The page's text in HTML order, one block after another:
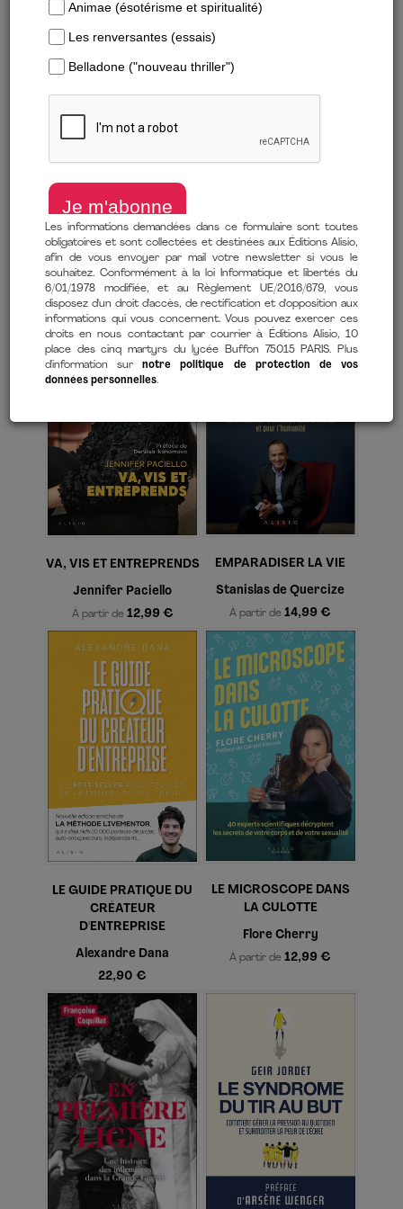
GUERRIERS, REBELLES
ET SAINTS
Moshik Temkin
À partir de12,99 €
AU NOM DU CLAN
Philippe Spanghero
À partir de 12,99 €
VA, VIS ET ENTREPRENDS
Jennifer Paciello
À partir de 12,99 €
EMPARADISER LA VIE
Stanislas de Quercize
À partir de14,99 €
LE GUIDE PRATIQUE DU
CRÉATEUR
D'ENTREPRISE
Alexandre Dana
22,90 €
LE MICROSCOPE DANS
LA CULOTTE
Flore Cherry
À partir de12,99 €
Les informations demandées dans ce formulaire sont toutes
obligatoires et sont collectées et destinées aux Éditions Alisio,
afin de vous envoyer par mail votre newsletter si vous le
souhaitez. Conformément à la loi Informatique et libertés du
6/01/1978 modifiée, et au Règlement UE/2016/679, vous
disposez d'un droit d'accès, de rectification et d'opposition aux
informations qui vous concernent. Vous pouvez exercer ces
droits en nous contactant par courrier à Éditions Alisio, 10
place des cinq martyrs du lycée Buffon 75015 PARIS. Plus
d'information surnotre politique de protection de vos
données personnelles.